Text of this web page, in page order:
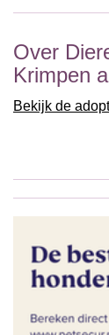
Over
Krimpen
Bekijk de